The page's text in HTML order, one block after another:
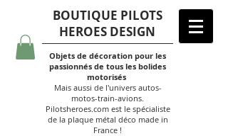
BOUTIQUE PILOTS
HEROES DESIGN
Objets de décoration pour les
passionnés de tous les bolides
motorisés
Mais aussi de l'univers autos-
motos-train-avions.
Pilotsheroes.com est le spécialiste
de la plaque métal déco made in
France !